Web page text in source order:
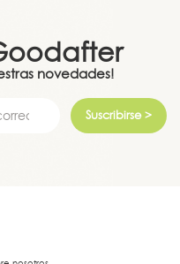
novedades!
Suscribirse >